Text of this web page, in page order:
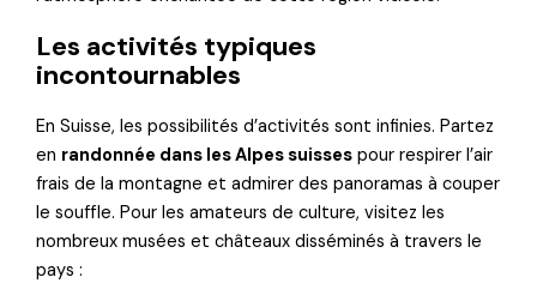
Les activités typiques
incontournables
En Suisse, les possibilités d’activités sont infinies. Partez
en randonnée dans les Alpes suisses pour respirer l’air
frais de la montagne et admirer des panoramas à couper
le souffle. Pour les amateurs de culture, visitez les
nombreux musées et châteaux disséminés à travers le
pays :